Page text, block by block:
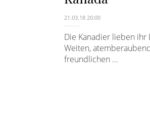
21.03.18 20:00
Die Kanadier lieben
Weiten,
freundlichen ...